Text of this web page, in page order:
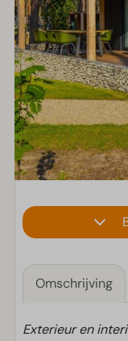
Omschrijving
Exterieur en